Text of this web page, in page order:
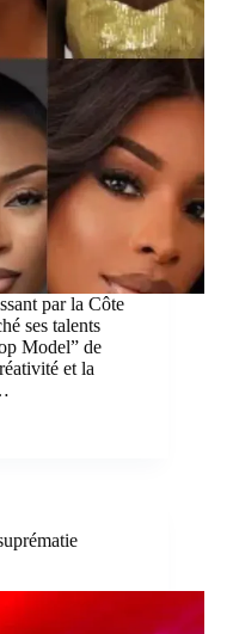
par la Côte
ses talents
Model” de
et la